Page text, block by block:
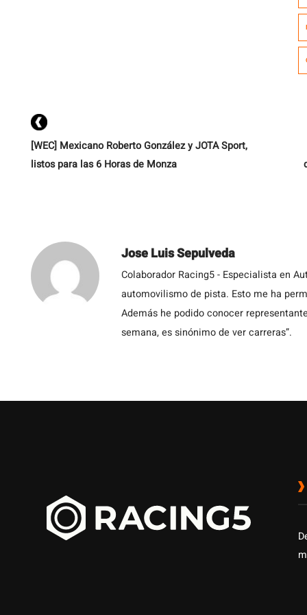
[WEC] Mexicano Roberto González y JOTA Sport,
listos para las 6 Horas de Monza
Jose Luis Sepulveda
Colaborador Racing5 - Especialista en
automovilismo de pista. Esto me ha
Además he podido conocer
semana, es sinónimo de ver carreras”.